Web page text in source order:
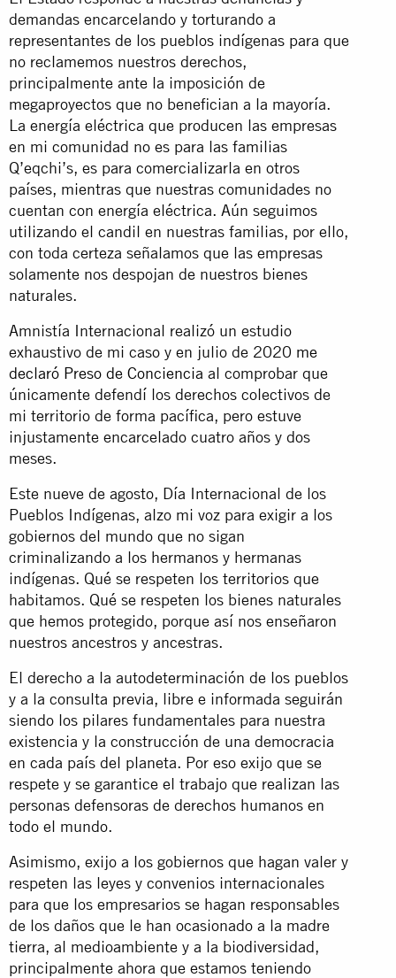
demandas encarcelando y torturando a
representantes de los pueblos indígenas para que
no reclamemos nuestros derechos,
principalmente ante la imposición de
megaproyectos que no benefician a la mayoría.
La energía eléctrica que producen las empresas
en mi comunidad no es para las familias
Q’eqchi’s, es para comercializarla en otros
países, mientras que nuestras comunidades no
cuentan con energía eléctrica. Aún seguimos
utilizando el candil en nuestras familias, por ello,
con toda certeza señalamos que las empresas
solamente nos despojan de nuestros bienes
naturales.
Amnistía Internacional realizó un estudio
exhaustivo de mi caso y en julio de 2020 me
declaró Preso de Conciencia al comprobar que
únicamente defendí los derechos colectivos de
mi territorio de forma pacífica, pero estuve
injustamente encarcelado cuatro años y dos
meses.
Este nueve de agosto, Día Internacional de los
Pueblos Indígenas, alzo mi voz para exigir a los
gobiernos del mundo que no sigan
criminalizando a los hermanos y hermanas
indígenas. Qué se respeten los territorios que
habitamos. Qué se respeten los bienes naturales
que hemos protegido, porque así nos enseñaron
nuestros ancestros y ancestras.
El derecho a la autodeterminación de los pueblos
y a la consulta previa, libre e informada seguirán
siendo los pilares fundamentales para nuestra
existencia y la construcción de una democracia
en cada país del planeta. Por eso exijo que se
respete y se garantice el trabajo que realizan las
personas defensoras de derechos humanos en
todo el mundo.
Asimismo, exijo a los gobiernos que hagan valer y
respeten las leyes y convenios internacionales
para que los empresarios se hagan responsables
de los daños que le han ocasionado a la madre
tierra, al medioambiente y a la biodiversidad,
principalmente ahora que estamos teniendo